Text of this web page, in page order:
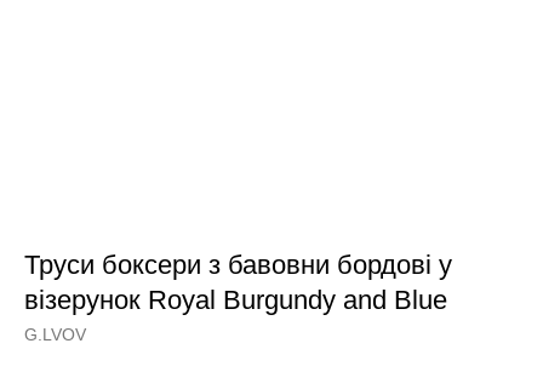
Труси боксери з бавовни бордові у
візерунок Royal Burgundy and Blue
G.LVOV